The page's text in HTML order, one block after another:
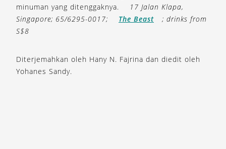
minuman yang ditenggaknya.
17 Jalan Klapa,
Singapore; 65/6295-0017;
The Beast
; drinks from
S$8
Diterjemahkan oleh Hany N. Fajrina dan diedit oleh
Yohanes Sandy.